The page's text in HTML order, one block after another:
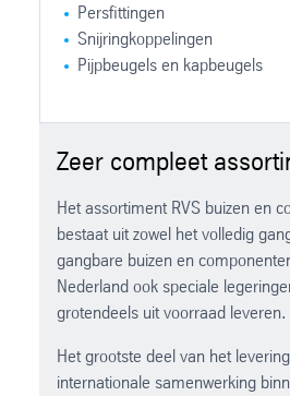
Persfittingen
Snijringkoppelingen
Pijpbeugels en kapbeugels
Op maat zagen
Borstelen
Polijsten
3D Lasersnijden
Uiteraard is bovengenoemd
Zeer compleet
Het assortiment RVS buizen en
bestaat uit zowel het volledig
gangbare buizen en
Nederland ook speciale
grotendeels uit voorraad
Het grootste deel van het
internationale samenwerking